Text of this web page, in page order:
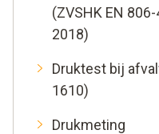
(ZVSHK EN
2018)
Druktest bij
1610)
Drukmeting